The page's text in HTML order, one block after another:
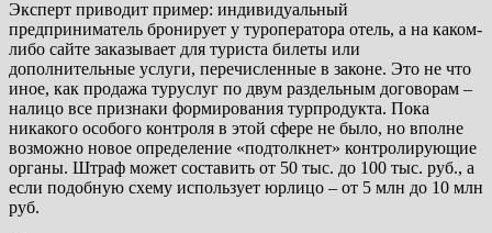
Эксперт приводит пример: индивидуальный
предприниматель бронирует у туроператора отель, а на каком-
либо сайте заказывает для туриста билеты или
дополнительные услуги, перечисленные в законе. Это не что
иное, как продажа туруслуг по двум раздельным договорам –
налицо все признаки формирования турпродукта. Пока
никакого особого контроля в этой сфере не было, но вполне
возможно новое определение «подтолкнет» контролирующие
органы. Штраф может составить от 50 тыс. до 100 тыс. руб., а
если подобную схему использует юрлицо – от 5 млн до 10 млн
руб.